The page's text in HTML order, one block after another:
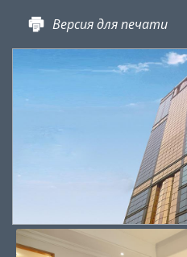
Версия для печати